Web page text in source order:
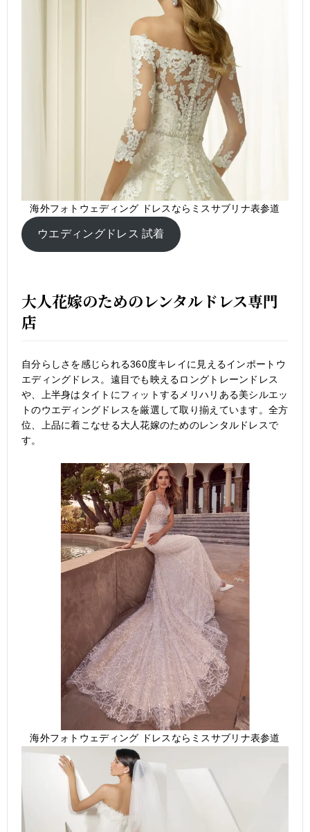
海外フォトウェディング ドレスならミスサブリナ表参道
ウエディングドレス 試着
大人花嫁のためのレンタルドレス専門
店
自分らしさを感じられる360度キレイに見えるインポートウ
エディングドレス。遠目でも映えるロングトレーンドレス
や、上半身はタイトにフィットするメリハリある美シルエッ
トのウエディングドレスを厳選して取り揃えています。全方
位、上品に着こなせる大人花嫁のためのレンタルドレスで
す。
海外フォトウェディング ドレスならミスサブリナ表参道